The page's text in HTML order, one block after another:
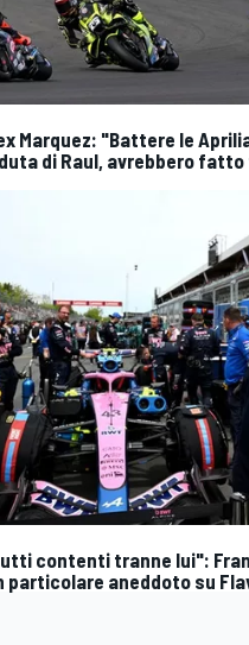
Marquez: "Battere le
di Raul, avrebbero
contenti tranne lui":
particolare aneddoto su